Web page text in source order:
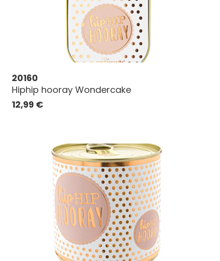
20160
Hiphip hooray Wondercake
12,99 €